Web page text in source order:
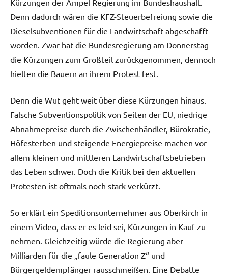
Kürzungen der Ampel Regierung im Bundeshaushalt.
Denn dadurch wären die KFZ-Steuerbefreiung sowie die
Dieselsubventionen für die Landwirtschaft abgeschafft
worden. Zwar hat die Bundesregierung am Donnerstag
die Kürzungen zum Großteil zurückgenommen, dennoch
hielten die Bauern an ihrem Protest fest.
Denn die Wut geht weit über diese Kürzungen hinaus.
Falsche Subventionspolitik von Seiten der EU, niedrige
Abnahmepreise durch die Zwischenhändler, Bürokratie,
Höfesterben und steigende Energiepreise machen vor
allem kleinen und mittleren Landwirtschaftsbetrieben
das Leben schwer. Doch die Kritik bei den aktuellen
Protesten ist oftmals noch stark verkürzt.
So erklärt ein Speditionsunternehmer aus Oberkirch in
einem Video, dass er es leid sei, Kürzungen in Kauf zu
nehmen. Gleichzeitig würde die Regierung aber
Milliarden für die „faule Generation Z“ und
Bürgergeldempfänger rausschmeißen. Eine Debatte